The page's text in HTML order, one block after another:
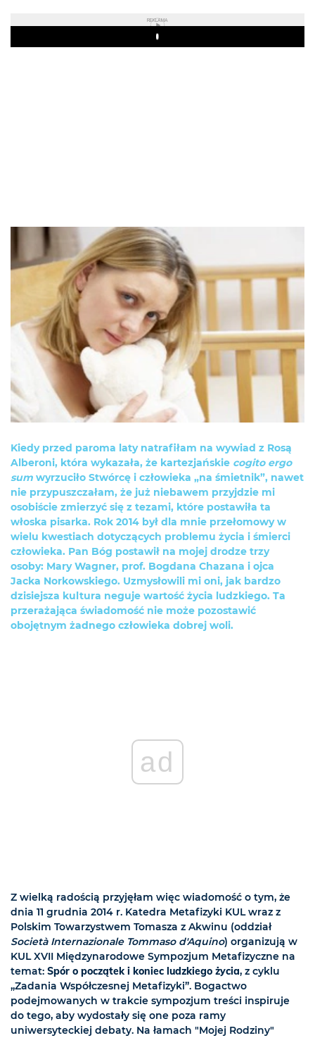
REKLAMA
Play
Kiedy przed paroma laty natrafiłam na wywiad z Rosą
Alberoni, która wykazała, że kartezjańskie cogito ergo
sum wyrzuciło Stwórcę i człowieka „na śmietnik”, nawet
nie przypuszczałam, że już niebawem przyjdzie mi
osobiście zmierzyć się z tezami, które postawiła ta
włoska pisarka. Rok 2014 był dla mnie przełomowy w
wielu kwestiach dotyczących problemu życia i śmierci
człowieka. Pan Bóg postawił na mojej drodze trzy
osoby: Mary Wagner, prof. Bogdana Chazana i ojca
Jacka Norkowskiego. Uzmysłowili mi oni, jak bardzo
dzisiejsza kultura neguje wartość życia ludzkiego. Ta
przerażająca świadomość nie może pozostawić
obojętnym żadnego człowieka dobrej woli.
ad
Z wielką radością przyjęłam więc wiadomość o tym, że
dnia 11 grudnia 2014 r. Katedra Metafizyki KUL wraz z
Polskim Towarzystwem Tomasza z Akwinu (oddział
Società Internazionale Tommaso d'Aquino) organizują w
KUL XVII Międzynarodowe Sympozjum Metafizyczne na
temat: Spór o początek i koniec ludzkiego życia, z cyklu
„Zadania Współczesnej Metafizyki”. Bogactwo
podejmowanych w trakcie sympozjum treści inspiruje
do tego, aby wydostały się one poza ramy
uniwersyteckiej debaty. Na łamach "Mojej Rodziny"